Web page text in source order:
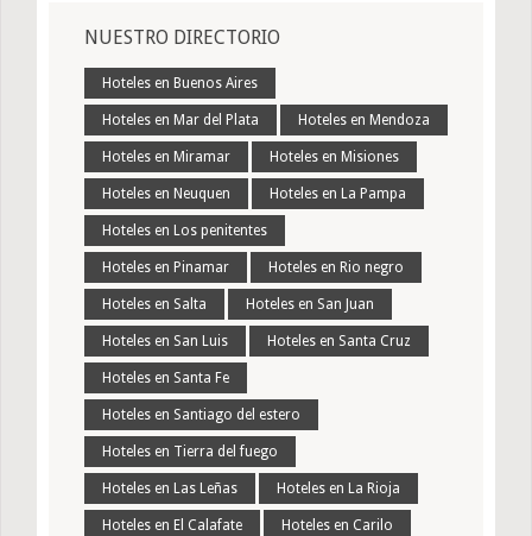
NUESTRO DIRECTORIO
Hoteles en Buenos Aires
Hoteles en Mar del Plata Hoteles en Mendoza
Hoteles en Miramar Hoteles en Misiones
Hoteles en Neuquen Hoteles en La Pampa
Hoteles en Los penitentes
Hoteles en Pinamar Hoteles en Rio negro
Hoteles en Salta Hoteles en San Juan
Hoteles en San Luis Hoteles en Santa Cruz
Hoteles en Santa Fe
Hoteles en Santiago del estero
Hoteles en Tierra del fuego
Hoteles en Las Leñas Hoteles en La Rioja
Hoteles en El Calafate Hoteles en Carilo